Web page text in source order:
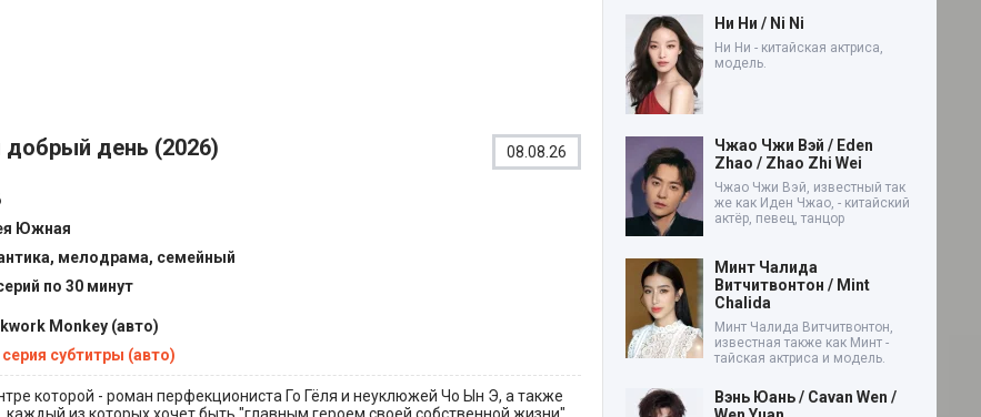
день (2026) 08.08.26
Южная
мелодрама, семейный
по 30 минут
Monkey (авто)
субтитры (авто)
которой - роман перфекциониста Го Гёля и неуклюжей Чо Ын Э, а также
Ни Ни / Ni Ni
Ни Ни - китайская актриса,
модель.
Чжао Чжи Вэй / Eden
Zhao / Zhao Zhi Wei
Чжао Чжи Вэй, известный так
же как Иден Чжао, - китайский
актёр, певец, танцор
Минт Чалида
Витчитвонтон / Mint
Chalida
Минт Чалида Витчитвонтон,
известная также как Минт -
тайская актриса и модель.
Вэнь Юань / Cavan Wen /